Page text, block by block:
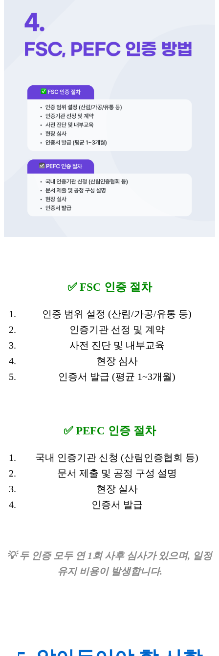
✅ FSC 인증 절차
인증 범위 설정 (산림/가공/유통 등)
인증기관 선정 및 계약
사전 진단 및 내부교육
현장 심사
인증서 발급 (평균 1~3개월)
✅ PEFC 인증 절차
국내 인증기관 신청 (산림인증협회 등)
문서 제출 및 공정 구성 설명
현장 실사
인증서 발급
💡 두 인증 모두 연 1회 사후 심사가 있으며, 일정
유지 비용이 발생합니다.